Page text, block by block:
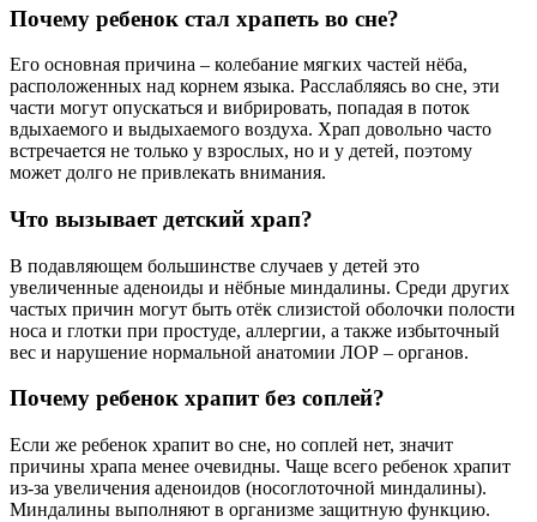
Почему ребенок стал храпеть во сне?
Его основная причина – колебание мягких частей нёба,
расположенных над корнем языка. Расслабляясь во сне, эти
части могут опускаться и вибрировать, попадая в поток
вдыхаемого и выдыхаемого воздуха. Храп довольно часто
встречается не только у взрослых, но и у детей, поэтому
может долго не привлекать внимания.
Что вызывает детский храп?
В подавляющем большинстве случаев у детей это
увеличенные аденоиды и нёбные миндалины. Среди других
частых причин могут быть отёк слизистой оболочки полости
носа и глотки при простуде, аллергии, а также избыточный
вес и нарушение нормальной анатомии ЛОР – органов.
Почему ребенок храпит без соплей?
Если же ребенок храпит во сне, но соплей нет, значит
причины храпа менее очевидны. Чаще всего ребенок храпит
из-за увеличения аденоидов (носоглоточной миндалины).
Миндалины выполняют в организме защитную функцию.